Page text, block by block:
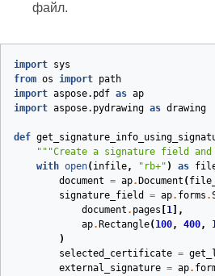
файл.
import sys
from os import path
import aspose.pdf as ap
import aspose.pydrawing as drawing
def
"""Create a signature field
with open( infile, "rb+" ) as
document = ap. Document (
signature_field
= ap. forms .
document . pages 1 ],
ap. Rectangle( 100, 400,
)
selected_certificate =
external_signature = ap.